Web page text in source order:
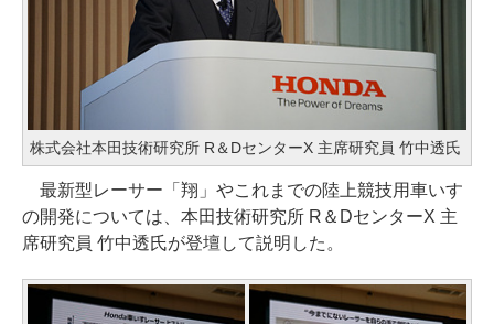
株式会社本田技術研究所 R＆DセンターX 主席研究員 竹中透氏
最新型レーサー「翔」やこれまでの陸上競技用車いす
の開発については、本田技術研究所 R＆DセンターX 主
席研究員 竹中透氏が登壇して説明した。